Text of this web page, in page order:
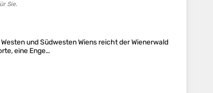
Sie.
und Südwesten Wiens reicht der Wienerwald
eine Enge…